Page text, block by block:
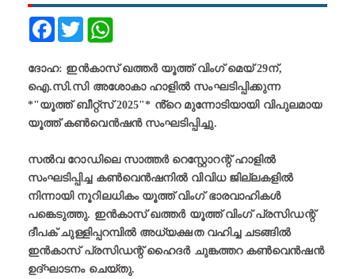
FacebookTwitter
ദോഹ: ഇൻകാസ് ഖത്തർ യൂത്ത് വിംഗ് മെയ് 29ന്,
ഐ.സി.സി അശോകാ ഹാളിൽ സംഘടിപ്പിക്കുന്ന
*"യൂത്ത് ബീറ്റ്സ് 2025"* ൻ്റെ മുന്നോടിയായി വിപുലമായ
യൂത്ത് കൺവെൻഷൻ സംഘടിപ്പിച്ചു.
സൽവ റോഡിലെ സാത്തർ റെസ്റ്റോറന്റ് ഹാളിൽ
സംഘടിപ്പിച്ച കൺവെൻഷനിൽ വിവിധ ജില്ലകളിൽ
നിന്നായി നൂറിലധികം യൂത്ത് വിംഗ് ഭാരവാഹികൾ
പങ്കെടുത്തു. ഇൻകാസ് ഖത്തർ യൂത്ത് വിംഗ് പ്രസിഡന്റ്
ദീപക് ചുള്ളിപ്പറമ്പിൽ അധ്യക്ഷത വഹിച്ച ചടങ്ങിൽ
ഇൻകാസ് പ്രസിഡന്റ് ഹൈദർ ചുങ്കത്തറ കൺവെൻഷൻ
ഉദ്ഘാടനം ചെയ്തു.